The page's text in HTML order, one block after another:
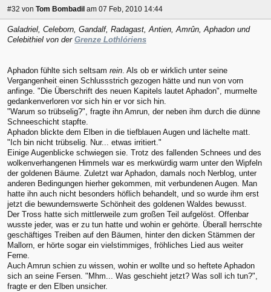
#32 von Tom Bombadil am 07 Feb, 2010 14:44
Galadriel, Celeborn, Gandalf, Radagast, Antien, Amrûn, Aphadon und
Celebithiel von der Grenze Lothlóriens
Aphadon fühlte sich seltsam rein. Als ob er wirklich unter seine
Vergangenheit einen Schlussstrich gezogen hätte und nun von vorn
anfinge. "Die Überschrift des neuen Kapitels lautet Aphadon", murmelte
gedankenverloren vor sich hin er vor sich hin.
"Warum so trübselig?", fragte ihn Amrun, der neben ihm durch die dünne
Schneeschicht stapfte.
Aphadon blickte dem Elben in die tiefblauen Augen und lächelte matt.
"Ich bin nicht trübselig. Nur... etwas irritiert."
Einige Augenblicke schwiegen sie. Trotz des fallenden Schnees und des
wolkenverhangenen Himmels war es merkwürdig warm unter den Wipfeln
der goldenen Bäume. Zuletzt war Aphadon, damals noch Nerblog, unter
anderen Bedingungen hierher gekommen, mit verbundenen Augen. Man
hatte ihn auch nicht besonders höflich behandelt, und so wurde ihm erst
jetzt die bewundernswerte Schönheit des goldenen Waldes bewusst.
Der Tross hatte sich mittlerweile zum großen Teil aufgelöst. Offenbar
wusste jeder, was er zu tun hatte und wohin er gehörte. Überall herrschte
geschäftiges Treiben auf den Bäumen, hinter den dicken Stämmen der
Mallorn, er hörte sogar ein vielstimmiges, fröhliches Lied aus weiter
Ferne.
Auch Amrun schien zu wissen, wohin er wollte und so heftete Aphadon
sich an seine Fersen. "Mhm... Was geschieht jetzt? Was soll ich tun?",
fragte er den Elben unsicher.